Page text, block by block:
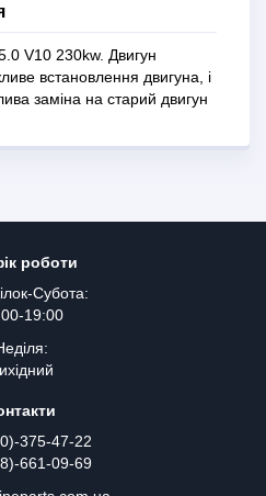
V10 230kw. Двигун
встановлення двигуна, і
заміна на старий двигун
роботи
Субота:
19:00
375-47-22
661-09-69